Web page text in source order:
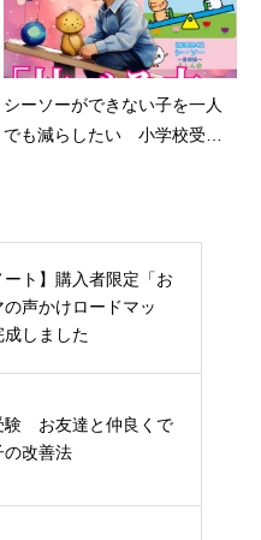
シーソーができない子を一人
でも減らしたい 小学校受験
ート】購入者限定「お
声かけロードマッ
成しました
験 お友達と仲良くで
の改善法